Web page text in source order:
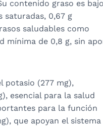
contenido graso es
saturadas, 0,67 g
saludables como
mínima de 0,8 g, sin
potasio (277 mg),
esencial para la salud
para la función
que apoyan el sistema